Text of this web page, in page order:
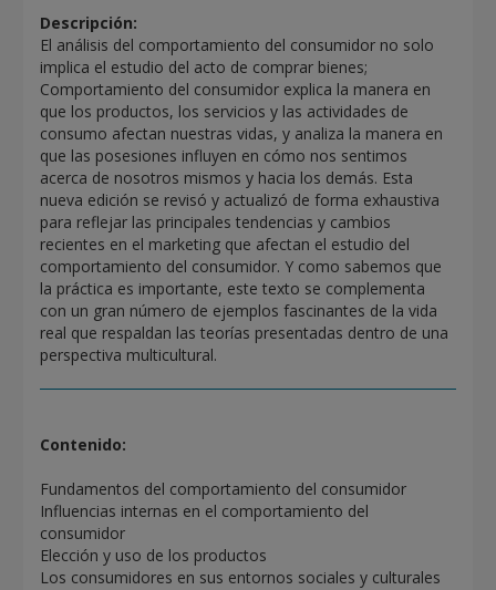
Descripción:
El análisis del comportamiento del consumidor no solo
implica el estudio del acto de comprar bienes;
Comportamiento del consumidor explica la manera en
que los productos, los servicios y las actividades de
consumo afectan nuestras vidas, y analiza la manera en
que las posesiones influyen en cómo nos sentimos
acerca de nosotros mismos y hacia los demás. Esta
nueva edición se revisó y actualizó de forma exhaustiva
para reflejar las principales tendencias y cambios
recientes en el marketing que afectan el estudio del
comportamiento del consumidor. Y como sabemos que
la práctica es importante, este texto se complementa
con un gran número de ejemplos fascinantes de la vida
real que respaldan las teorías presentadas dentro de una
perspectiva multicultural.
Contenido:
Fundamentos del comportamiento del consumidor
Influencias internas en el comportamiento del
consumidor
Elección y uso de los productos
Los consumidores en sus entornos sociales y culturales